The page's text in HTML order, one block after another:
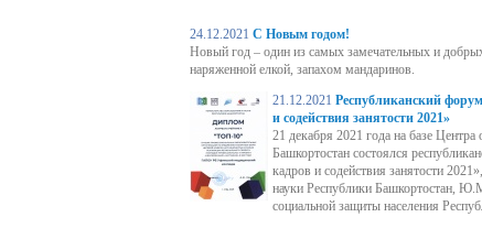
коррупции
Профилактика терроризма
и экстремизма
Вакансии
24.12.2021 С Новым годом!
Новый год – один из самых замечательных и
наряженной елкой, запахом мандаринов.
21.12.2021 Республиканский
и содействия занятости 2021»
21 декабря 2021 года на базе
Башкортостан состоялся
кадров и содействия занятости
науки Республики Башкортостан,
социальной защиты населения